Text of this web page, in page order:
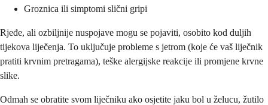
Groznica ili simptomi slični gripi
Rjeđe, ali ozbiljnije nuspojave mogu se pojaviti, osobito kod duljih
tijekova liječenja. To uključuje probleme s jetrom (koje će vaš liječnik
pratiti krvnim pretragama), teške alergijske reakcije ili promjene krvne
slike.
Odmah se obratite svom liječniku ako osjetite jaku bol u želucu, žutilo